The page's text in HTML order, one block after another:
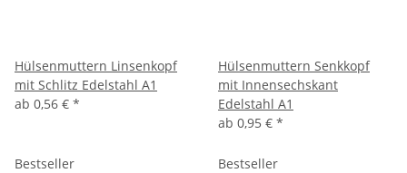
Hülsenmuttern Linsenkopf
mit Schlitz Edelstahl A1
ab 0,56 € *
Hülsenmuttern Senkkopf
mit Innensechskant
Edelstahl A1
ab 0,95 € *
Bestseller Bestseller